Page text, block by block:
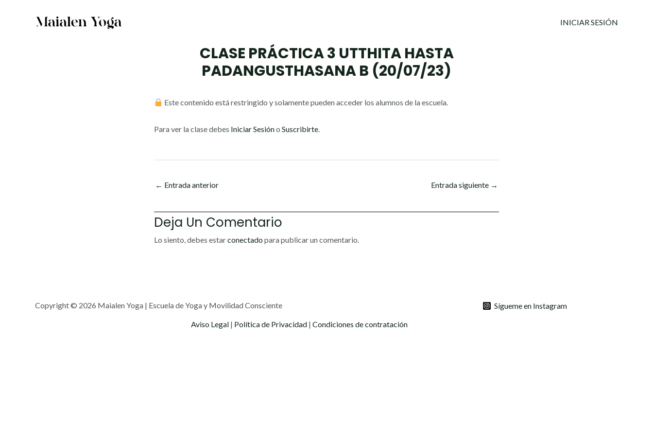
INICIAR SESIÓN
CLASE PRÁCTICA 3 UTTHITA HASTA
PADANGUSTHASANA B (20/07/23)
Este contenido está restringido y solamente pueden acceder los alumnos de la escuela.
Para ver la clase debes Iniciar Sesióno Suscribirte
← Entrada anterior Entrada siguiente →
Deja Un Comentario
Lo siento, debes estarconectado para publicar un comentario.
Copyright © 2026 Maialen Yoga | Escuela de Yoga y Movilidad Consciente
Aviso Legal| Política de Privacidad| Condiciones de contratación
Sígueme en Instagram